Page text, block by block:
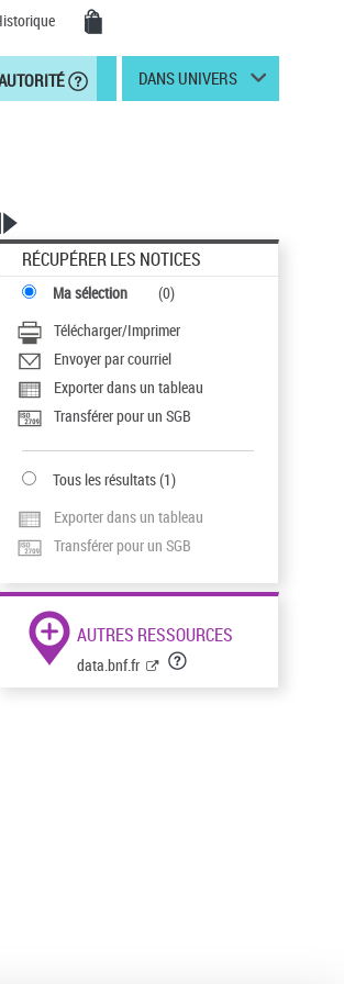
DANS UNIVERS
RÉCUPÉRER LES NOTICES
Ma sélection (0)
Télécharger/Imprimer
Envoyer par courriel
Exporter dans un tableau
Transférer pour un SGB
Tous les résultats(1)
Exporter dans un tableau
Transférer pour un SGB
AUTRES RESSOURCES
data.bnf.fr